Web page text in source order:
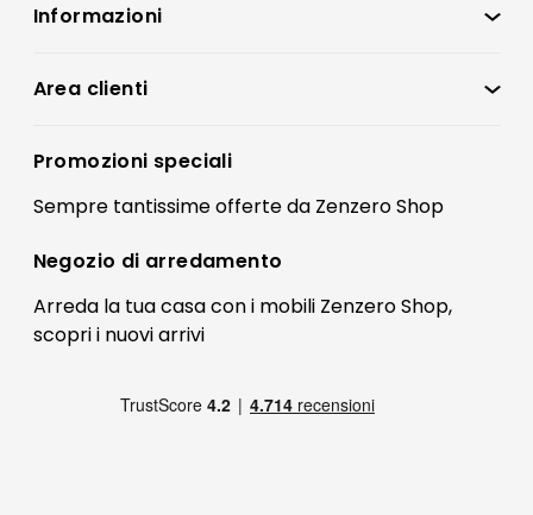
Informazioni
Condizioni di vendita
Preferenze Cookies
Termini e condizioni
Contatti
FAQ
Pagamenti
Area clienti
Registrati
Il mio account
Promozioni speciali
Sempre tantissimeofferteda Zenzero Shop
Negozio di arredamento
Arreda la tua casa con i mobili Zenzero Shop,
scopri i nuovi arrivi